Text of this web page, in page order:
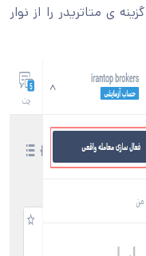
ی متاتریدر را از نوار